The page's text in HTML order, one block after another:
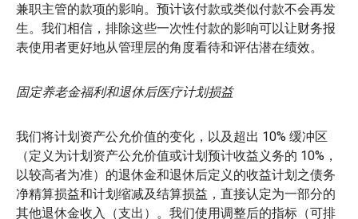
兼职主管的款项的影响。预计该付款或类似付款不会再发
生。我们相信，排除这些一次性付款的影响可以让财务报
表使用者更好地从管理层的角度看待和评估潜在绩效。
固定养老金福利和退休后医疗计划损益
我们将计划资产公允价值的变化，以及超出 10% 缓冲区
（定义为计划资产公允价值或计划预计收益义务的 10%，
以较高者为准）的退休金和退休后定义的收益计划之债务
净精算损益和计划缩减及结算损益，直接认定为一部分的
其他退休金收入（支出）。我们使用调整后的指标（可排